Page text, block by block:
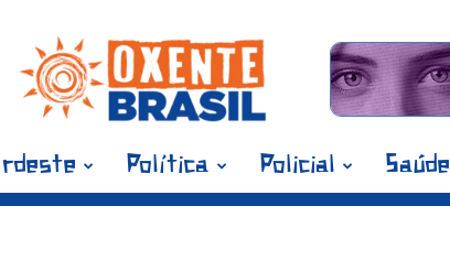
Blog
Oxente
Brasil
Política Policial Saúde